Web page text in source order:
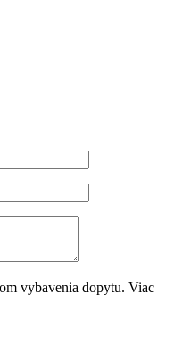
vybavenia dopytu. Viac